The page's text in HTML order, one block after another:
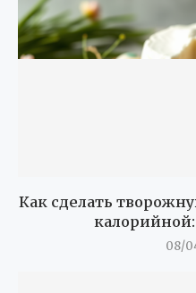
Как сделать
08/